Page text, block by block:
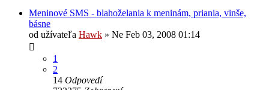
Meninové SMS - blahoželania k meninám, priania, vinše,
básne
od užívateľa Hawk » Ne Feb 03, 2008 01:14
1
2
14 Odpovedí